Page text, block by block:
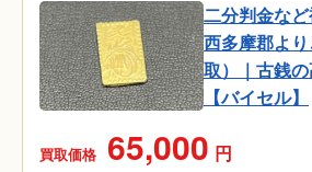
二分判金な
西多摩郡よ
取）｜古銭
【バイセル】
買取価格 65,000 円